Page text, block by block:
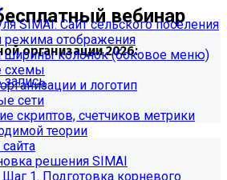
вебинар
организации 2026:
запись
SIMAI: Сайт сельского поселения
режима отображения
ширины колонок (боковое меню)
схемы
и логотип
сети
скриптов, счетчиков метрики
теории
решения SIMAI
Шаг 1. Подготовка корневого